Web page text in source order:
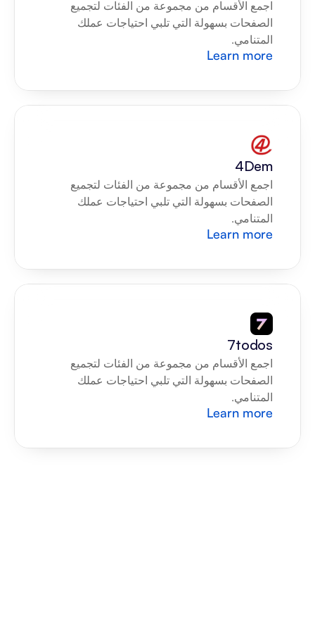
المتنامي.
Learn more
4Dem
المتنامي.
Learn more
7todos
المتنامي.
Learn more